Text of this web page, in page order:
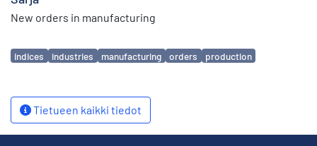
New orders in manufacturing
Avainsanat
indices industries manufacturing orders production
Tietueen kaikki tiedot